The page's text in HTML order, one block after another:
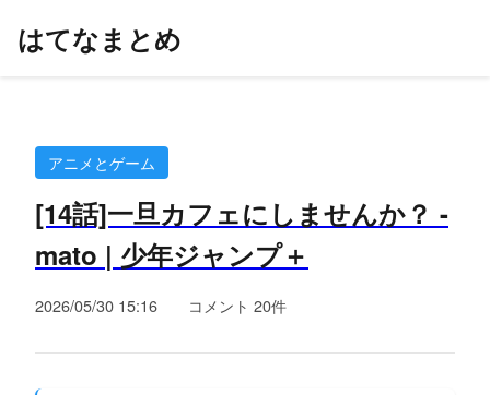
はてなまとめ
アニメとゲーム
[14話]一旦カフェにしませんか？ -
mato | 少年ジャンプ＋
2026/05/30 15:16 コメント 20件